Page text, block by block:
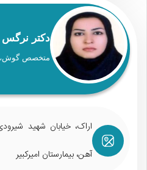
دکتر
متخصص گوش،
اراک، خیابان شهید
آهن، بیمارستان امیرکبیر